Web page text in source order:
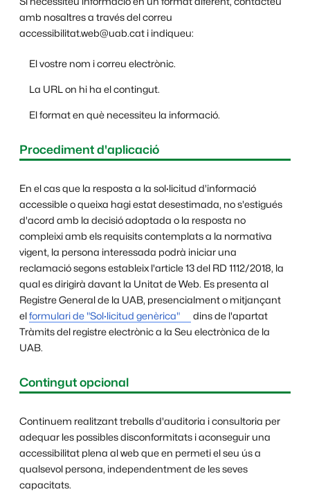
amb nosaltres a través del correu
accessibilitat.web@uab.cat i indiqueu:
El vostre nom i correu electrònic.
La URL on hi ha el contingut.
El format en què necessiteu la informació.
Procediment d'aplicació
En el cas que la resposta a la sol·licitud d'informació
accessible o queixa hagi estat desestimada, no s'estigués
d'acord amb la decisió adoptada o la resposta no
compleixi amb els requisits contemplats a la normativa
vigent, la persona interessada podrà iniciar una
reclamació segons estableix l'article 13 del RD 1112/2018, la
qual es dirigirà davant la Unitat de Web. Es presenta al
Registre General de la UAB, presencialment o mitjançant
elformulari de "Sol·licitud genèrica"
dins de l'apartat
Tràmits del registre electrònic a la Seu electrònica de la
UAB.
Contingut opcional
Continuem realitzant treballs d'auditoria i consultoria per
adequar les possibles disconformitats i aconseguir una
accessibilitat plena al web que en permeti el seu ús a
qualsevol persona, independentment de les seves
capacitats.